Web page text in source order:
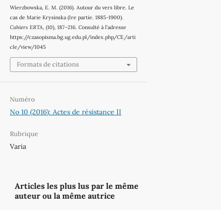
Wierzbowska, E. M. (2016). Autour du vers libre. Le
cas de Marie Krysinska (Ire partie. 1885-1900).
Cahiers ERTA, (10), 187–216. Consulté à l’adresse
https://czasopisma.bg.ug.edu.pl/index.php/CE/arti
cle/view/1045
Formats de citations
Numéro
No 10 (2016): Actes de résistance II
Rubrique
Varia
Articles les plus lus par le même
auteur ou la même autrice